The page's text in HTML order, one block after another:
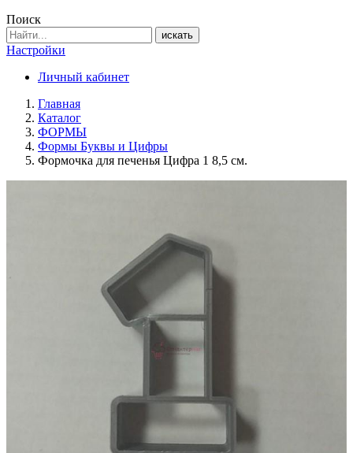
Поиск
искать
Настройки
Личный кабинет
Главная
Каталог
ФОРМЫ
Формы Буквы и Цифры
Формочка для печенья Цифра 1 8,5 см.